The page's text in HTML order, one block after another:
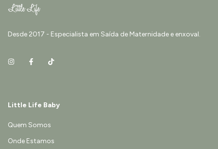
Desde 2017 - Especialista em Saída de Maternidade e enxoval.
Little Life Baby
Quem Somos
Onde Estamos